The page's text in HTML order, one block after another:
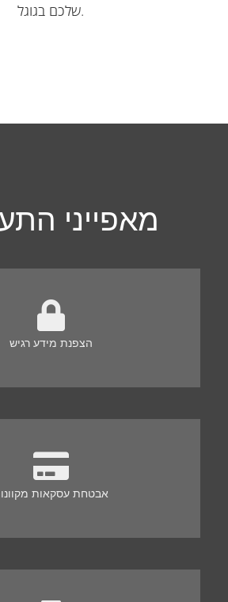
שלכם בגוגל.
מאפייני
הצפנת מידע רגיש
אבטחת עסקאות